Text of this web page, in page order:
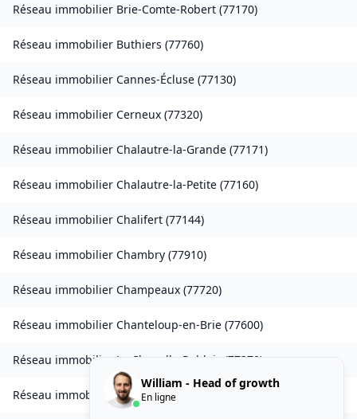
Réseau immobilier Brie-Comte-Robert (77170)
Réseau immobilier Buthiers (77760)
Réseau immobilier Cannes-Écluse (77130)
Réseau immobilier Cerneux (77320)
Réseau immobilier Chalautre-la-Grande (77171)
Réseau immobilier Chalautre-la-Petite (77160)
Réseau immobilier Chalifert (77144)
Réseau immobilier Chambry (77910)
Réseau immobilier Champeaux (77720)
Réseau immobilier Chanteloup-en-Brie (77600)
Réseau immobilier La Chapelle-Rablais (77370)
Réseau immobilierLes Chapelles-Bourbon
William - Head of growth
En ligne